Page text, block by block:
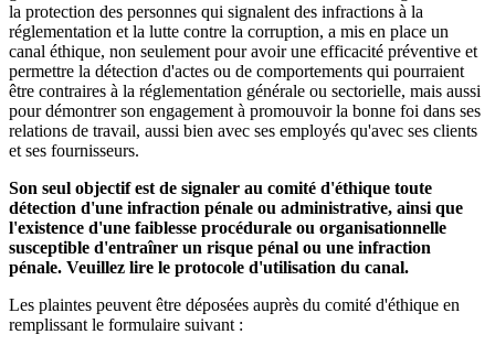
la protection des personnes qui signalent des infractions à la
réglementation et la lutte contre la corruption, a mis en place un
canal éthique, non seulement pour avoir une efficacité préventive et
permettre la détection d'actes ou de comportements qui pourraient
être contraires à la réglementation générale ou sectorielle, mais aussi
pour démontrer son engagement à promouvoir la bonne foi dans ses
relations de travail, aussi bien avec ses employés qu'avec ses clients
et ses fournisseurs.
Son seul objectif est de signaler au comité d'éthique toute
détection d'une infraction pénale ou administrative, ainsi que
l'existence d'une faiblesse procédurale ou organisationnelle
susceptible d'entraîner un risque pénal ou une infraction
pénale. Veuillez lire le protocole d'utilisation du canal.
Les plaintes peuvent être déposées auprès du comité d'éthique en
remplissant le formulaire suivant :